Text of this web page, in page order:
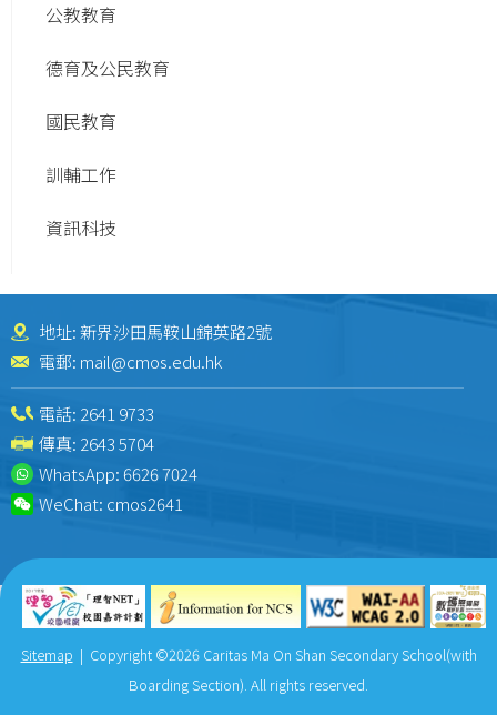
公教教育
德育及公民教育
國民教育
訓輔工作
資訊科技
地址: 新界沙田馬鞍山錦英路2號
電郵: mail@cmos.edu.hk
電話: 2641 9733
傳真: 2643 5704
WhatsApp:6626 7024
WeChat: cmos2641
Sitemap | Copyright ©2026 Caritas Ma On Shan Secondary School(with
Boarding Section). All rights reserved.